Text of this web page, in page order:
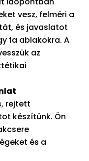
vesz, felméri a
és javaslatot
fa ablakokra. A
az
rejtett
készítünk. Ön
és a